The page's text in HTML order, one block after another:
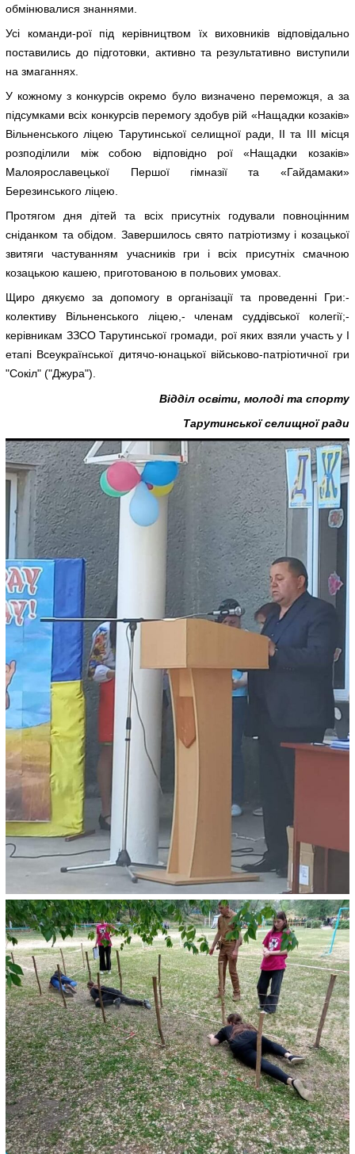
обмінювалися знаннями.
Усі команди-рої під керівництвом їх виховників відповідально
поставились до підготовки, активно та результативно виступили
на змаганнях.
У кожному з конкурсів окремо було визначено переможця, а за
підсумками всіх конкурсів перемогу здобув рій «Нащадки козаків»
Вільненського ліцею Тарутинської селищної ради, ІІ та ІІІ місця
розподілили між собою відповідно рої «Нащадки козаків»
Малоярославецької Першої гімназії та «Гайдамаки»
Березинського ліцею.
Протягом дня дітей та всіх присутніх годували повноцінним
сніданком та обідом. Завершилось свято патріотизму і козацької
звитяги частуванням учасників гри і всіх присутніх смачною
козацькою кашею, приготованою в польових умовах.
Щиро дякуємо за допомогу в організації та проведенні Гри:-
колективу Вільненського ліцею,- членам суддівської колегії;-
керівникам ЗЗСО Тарутинської громади, рої яких взяли участь у І
етапі Всеукраїнської дитячо-юнацької військово-патріотичної гри
"Сокіл" ("Джура").
Відділ освіти, молоді та спорту
Тарутинської селищної ради